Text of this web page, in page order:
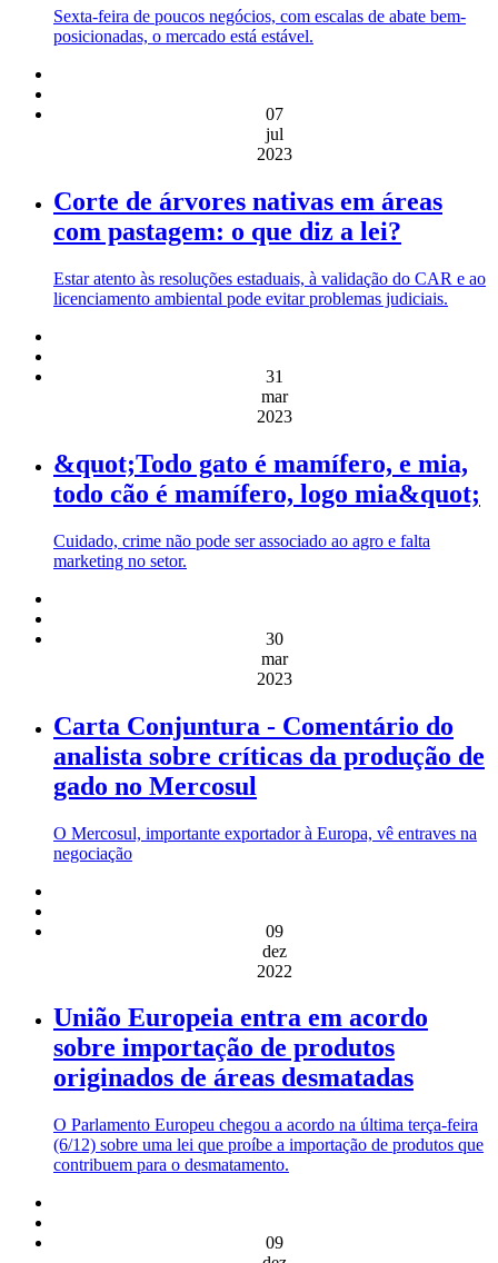
Sexta-feira de poucos negócios, com escalas de abate bem-
posicionadas, o mercado está estável.
07
jul
2023
Corte de árvores nativas em áreas
com pastagem: o que diz a lei?
Estar atento às resoluções estaduais, à validação do CAR e ao
licenciamento ambiental pode evitar problemas judiciais.
31
mar
2023
&quot;Todo gato é mamífero, e mia,
todo cão é mamífero, logo mia&quot;
Cuidado, crime não pode ser associado ao agro e falta
marketing no setor.
30
mar
2023
Carta Conjuntura - Comentário do
analista sobre críticas da produção de
gado no Mercosul
O Mercosul, importante exportador à Europa, vê entraves na
negociação
09
dez
2022
União Europeia entra em acordo
sobre importação de produtos
originados de áreas desmatadas
O Parlamento Europeu chegou a acordo na última terça-feira
(6/12) sobre uma lei que proíbe a importação de produtos que
contribuem para o desmatamento.
09